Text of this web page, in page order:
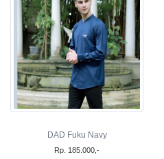
DAD Fuku Navy
Rp. 185.000,-